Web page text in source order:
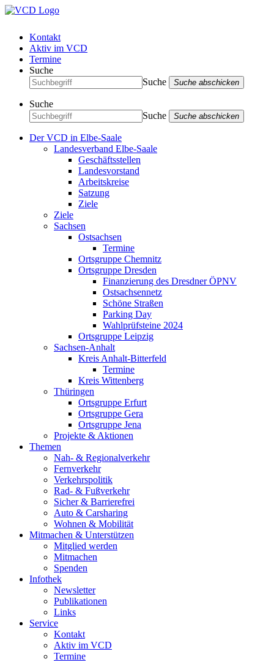
Kontakt
Aktiv im VCD
Termine
Suche
Suche
Suche abschicken
Suche
Suche
Suche abschicken
Der VCD in Elbe-Saale
Landesverband Elbe-Saale
Geschäftsstellen
Landesvorstand
Arbeitskreise
Satzung
Ziele
Ziele
Sachsen
Ostsachsen
Termine
Ortsgruppe Chemnitz
Ortsgruppe Dresden
Finanzierung des Dresdner ÖPNV
Ostsachsennetz
Schöne Straßen
Parking Day
Wahlprüfsteine 2024
Ortsgruppe Leipzig
Sachsen-Anhalt
Kreis Anhalt-Bitterfeld
Termine
Kreis Wittenberg
Thüringen
Ortsgruppe Erfurt
Ortsgruppe Gera
Ortsgruppe Jena
Projekte & Aktionen
Themen
Nah- & Regionalverkehr
Fernverkehr
Verkehrspolitik
Rad- & Fußverkehr
Sicher & Barrierefrei
Auto & Carsharing
Wohnen & Mobilität
Mitmachen & Unterstützen
Mitglied werden
Mitmachen
Spenden
Infothek
Newsletter
Publikationen
Links
Service
Kontakt
Aktiv im VCD
Termine